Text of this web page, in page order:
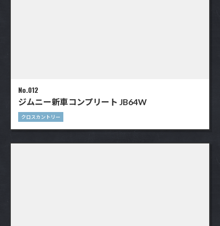
No.012
ジムニー新車コンプリート JB64W
クロスカントリー